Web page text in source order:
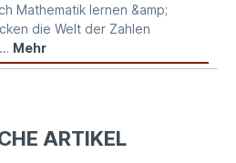
Mathematik lernen &amp;
die Welt der Zahlen
Mehr
ARTIKEL